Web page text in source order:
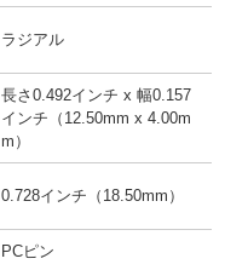
ラジアル
長さ0.492インチ x 幅0.157
インチ（12.50mm x 4.00m
m）
0.728インチ（18.50mm）
PCピン